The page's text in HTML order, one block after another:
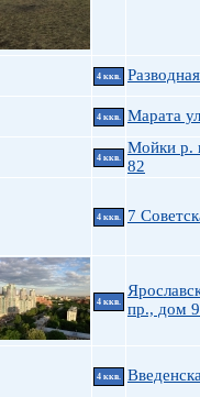
4 ккв.
4 ккв. Марата
4 ккв.
Мойки р.
82
4 ккв. 7
4 ккв.
пр., дом
4 ккв.